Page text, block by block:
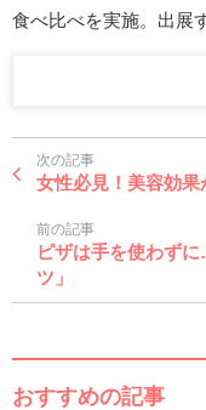
食べ比べを実施。出展
次の記事
女性必見！美容効
前の記事
ピザは手を使わず
ツ」
おすすめの記事